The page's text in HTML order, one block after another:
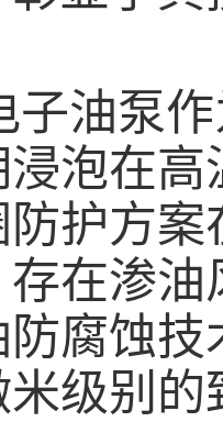
子油泵
泡在
护方
在渗
腐蚀
级别的